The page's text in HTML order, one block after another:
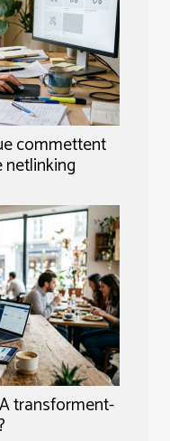
commettent
netlinking
transforment-